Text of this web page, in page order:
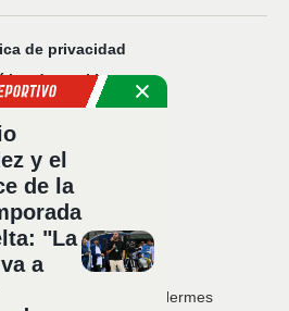
de privacidad
de cookies
Comercial
Aviso legal
de privacidad
nosotros
Ético
Javier, 22 · Edificio Hermes
y el
de la
"La
a